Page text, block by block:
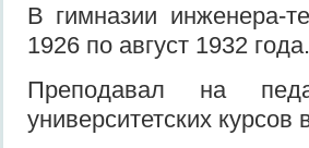
В гимназии инженера-
1926 по август 1932 года.
Преподавал на
университетских